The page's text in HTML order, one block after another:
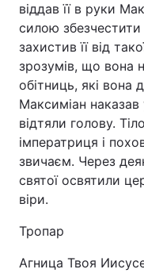
Інтерв'ю
Архів
Контакти
Послуги
віддав її в руки
силою збезчестити
захистив її від
зрозумів, що вона
обітниць, які вона
Максиміан
відтяли голову.
імператриця і
звичаєм. Через
святої освятили
віри.
Тропар
Агница Твоя